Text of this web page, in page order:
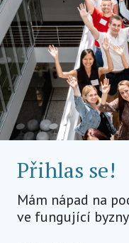
Přihlas se!
Mám nápad na
ve fungující